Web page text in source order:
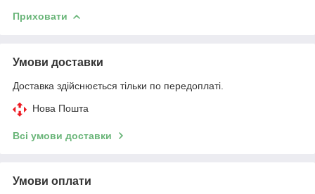
Приховати
Умови доставки
Доставка здійснюється тільки по передоплаті.
Нова Пошта
Всі умови доставки
Умови оплати